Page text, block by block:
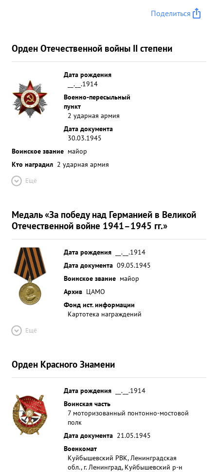
Поделиться
Орден Отечественной войны II степени
Дата рождения
__.__.1914
Военно-пересыльный
пункт
2 ударная армия
Дата документа
30.03.1945
Воинское звание майор
Кто наградил 2 ударная армия
Ещё
Медаль «За победу над Германией в Великой
Отечественной войне 1941–1945 гг.»
Дата рождения
__.__.1914
Дата документа 09.05.1945
Воинское звание майор
Архив ЦАМО
Фонд ист. информации
Картотека награждений
Ещё
Орден Красного Знамени
Дата рождения
__.__.1914
Воинская часть
7 моторизованный понтонно-мостовой
полк
Дата документа 21.05.1945
Военкомат
Куйбышевский РВК, Ленинградская
обл., г. Ленинград, Куйбышевский р-н